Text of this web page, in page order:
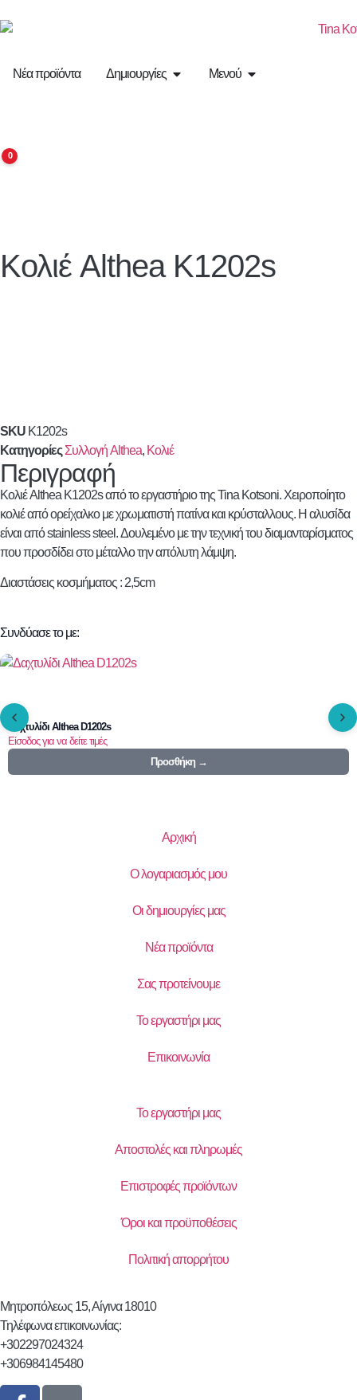
Νέα προϊόντα Δημιουργίες Μενού
0
Κολιέ AltheaK1202s
SKU K1202s
Κατηγορίες Συλλογή Althea, Κολιέ
Περιγραφή
ΚολιέAlthea K1202s από το εργαστήριο της Tina Kotsoni. Χειροποίητο
κολιέ από ορείχαλκο με χρωματιστή πατίνα και κρύσταλλους. Η αλυσίδα
είναι από stainless steel. Δουλεμένο με την τεχνική του διαμανταρίσματος
που προσδίδει στο μέταλλο την απόλυτη λάμψη.
Διαστάσεις κοσμήματος : 2,5cm
Συνδύασε το με:
Δαχτυλίδι Althea D1202s
Είσοδος για να δείτε τιμές
Προσθήκη →
Αρχική
Ο λογαριασμός μου
Οι δημιουργίες μας
Νέα προϊόντα
Σας προτείνουμε
Το εργαστήρι μας
Επικοινωνία
Το εργαστήρι μας
Αποστολές και πληρωμές
Επιστροφές προϊόντων
Όροι και προϋποθέσεις
Πολιτική απορρήτου
Μητροπόλεως 15, Αίγινα 18010
Τηλέφωνα επικοινωνίας:
+302297024324
+306984145480